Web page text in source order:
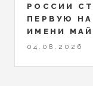
РОССИИ
ПЕРВУЮ
ИМЕНИ
04.08.2026